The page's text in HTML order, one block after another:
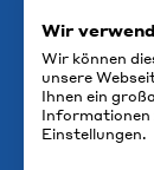
Plan
Wir
Wir können
unsere
Ihnen ein
Informationen
Einstellungen.